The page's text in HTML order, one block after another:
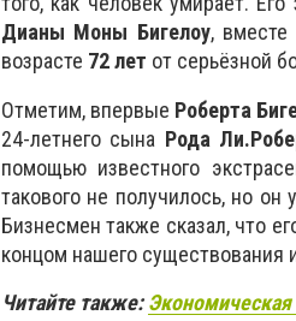
Дианы Моны Бигелоу,
возрасте 72 лет от серьёзной
Отметим, впервые Роберта
24-летнего сына Рода Ли.
помощью известного
такового не получилось, но он
Бизнесмен также сказал, что
концом нашего существования
Читайте также:Экономическая